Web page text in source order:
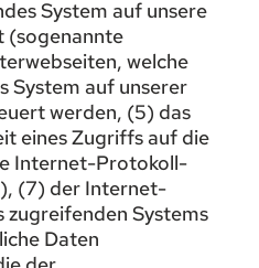
System auf unsere
(sogenannte
welche
System auf unserer
werden, (5) das
eines Zugriffs auf die
Internet-Protokoll-
(7) der Internet-
Systems
Daten